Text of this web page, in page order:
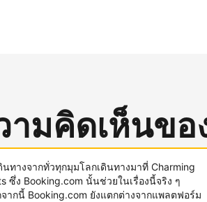
ามคิดเห็นข
นทางจากทั่วทุกมุมโลกเดินทางมาที่ Charming
ซึ่ง Booking.com นั้นช่วยในเรื่องนี้จริง ๆ
ากนี้ Booking.com ยังแตกต่างจากแพลตฟอร์ม